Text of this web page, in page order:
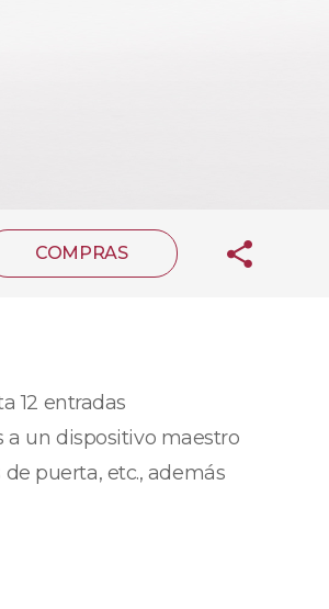
COMPRAS
12 entradas
a un dispositivo maestro
puerta, etc., además